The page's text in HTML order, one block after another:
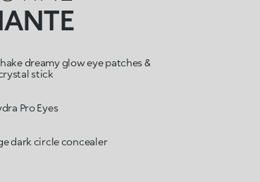
dreamy glow eye patches &
stick
Pro Eyes
dark circle concealer